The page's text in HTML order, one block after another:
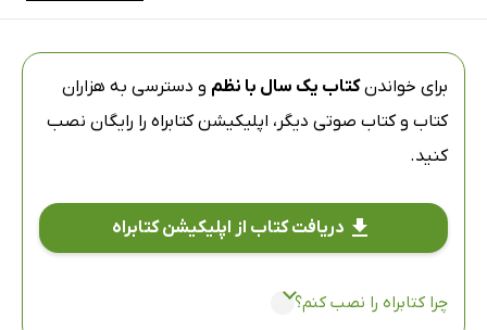
برای خواندنکتاب یک سال با نظم و دسترسی به هزاران
کتاب و کتاب صوتی دیگر، اپلیکیشن کتابراه را رایگان نصب
کنید.
دریافت کتاب از اپلیکیشن کتابراه
چرا کتابراه را نصب کنم؟